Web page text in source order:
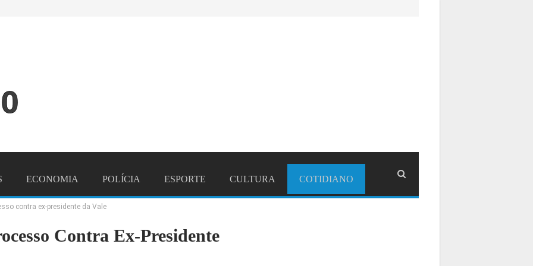
ECONOMIA POLÍCIA ESPORTE CULTURA COTIDIANO
CONTATO
contra ex-presidente da Vale
Contra Ex-Presidente